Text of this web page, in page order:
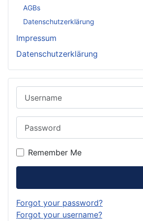
AGBs
Datenschutzerklärung
Impressum
Datenschutzerklärung
Remember Me
Forgot your password?
Forgot your username?